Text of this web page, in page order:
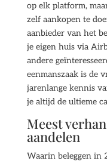
op elk platform,
zelf aankopen te
aanbieder van het
je eigen huis via
andere
eenmanszaak is de
jarenlange kennis
je altijd de ultieme
Meest
aandelen
Waarin beleggen in